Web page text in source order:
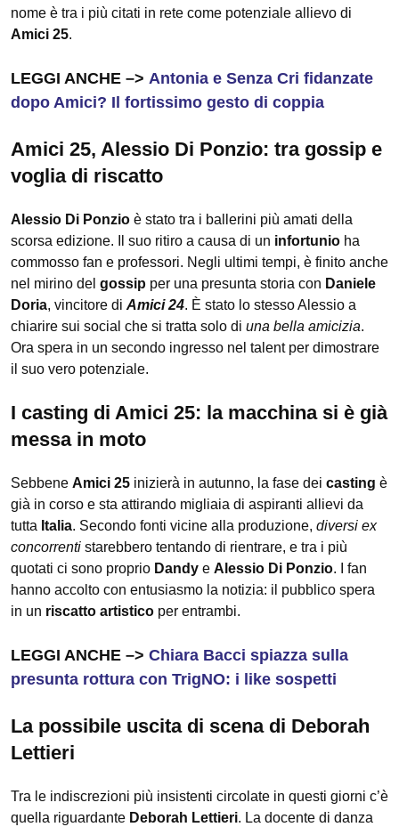
nome è tra i più citati in rete come potenziale allievo di
Amici 25.
LEGGI ANCHE –> Antonia e Senza Cri fidanzate
dopo Amici? Il fortissimo gesto di coppia
Amici 25, Alessio Di Ponzio: tra gossip e
voglia di riscatto
Alessio Di Ponzio è stato tra i ballerini più amati della
scorsa edizione. Il suo ritiro a causa di un infortunio ha
commosso fan e professori. Negli ultimi tempi, è finito anche
nel mirino del gossip per una presunta storia con Daniele
Doria, vincitore di Amici 24. È stato lo stesso Alessio a
chiarire sui social che si tratta solo di una bella amicizia.
Ora spera in un secondo ingresso nel talent per dimostrare
il suo vero potenziale.
I casting di Amici 25: la macchina si è già
messa in moto
Sebbene Amici 25 inizierà in autunno, la fase dei casting è
già in corso e sta attirando migliaia di aspiranti allievi da
tutta Italia. Secondo fonti vicine alla produzione, diversi ex
concorrenti starebbero tentando di rientrare, e tra i più
quotati ci sono proprio Dandy e Alessio Di Ponzio. I fan
hanno accolto con entusiasmo la notizia: il pubblico spera
in un riscatto artistico per entrambi.
LEGGI ANCHE –> Chiara Bacci spiazza sulla
presunta rottura con TrigNO: i like sospetti
La possibile uscita di scena di Deborah
Lettieri
Tra le indiscrezioni più insistenti circolate in questi giorni c’è
quella riguardante Deborah Lettieri. La docente di danza